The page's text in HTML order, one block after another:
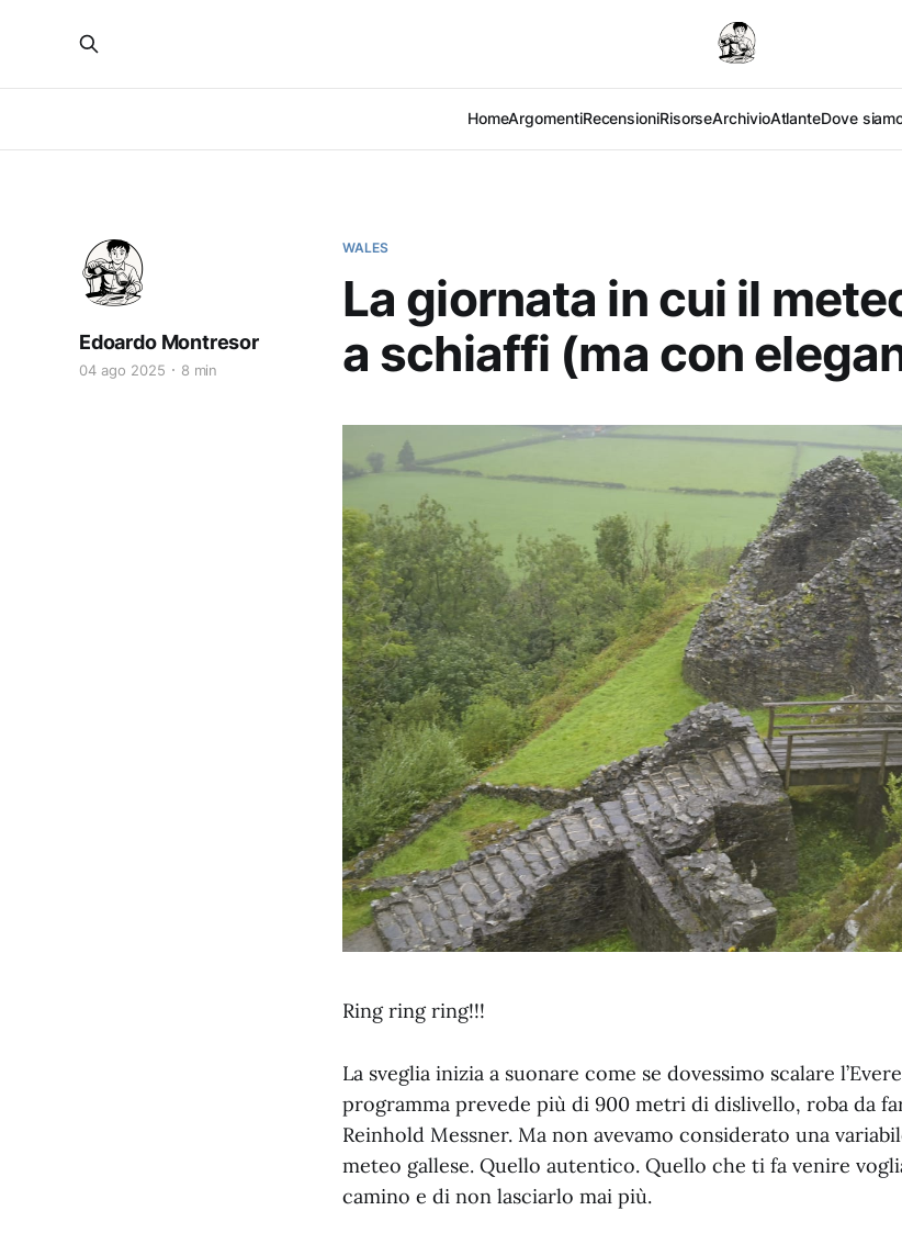
HomeArgomentiRecensioniRisorseArchivioAtlanteDove
WALES
La giornata in cui il
a schiaffi (ma con
Edoardo Montresor
04 ago 2025 8 min
Ring ring ring!!!
La sveglia inizia a suonare come se dovessimo scalare
programma prevede più di 900 metri di dislivello, roba da
Reinhold Messner. Ma non avevamo considerato una
meteo gallese. Quello autentico. Quello che ti fa venire
camino e di non lasciarlo mai più.